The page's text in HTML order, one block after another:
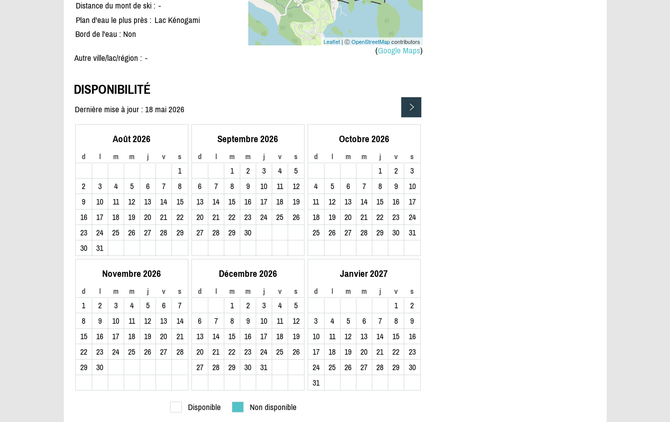
Leaflet| ⒸOpenStreetMapcontributors
(Google Maps)
Distance du mont de ski : -
Plan d'eau le plus près : Lac Kénogami
Bord de l'eau : Non
Autre ville/lac/région : -
DISPONIBILITÉ
Dernière mise à jour : 18 mai 2026
Août 2026
d l m m j v s
1
2
3 4 5 6 7
8
9
10 11 12 13 14
15
16
17 18 19 20 21
22
23
24 25 26 27 28
29
30
31
Septembre 2026
d l m m j v s
1 2 3 4
5
6
7 8 9 10 11
12
13
14 15 16 17 18
19
20
21 22 23 24 25
26
27
28 29 30
Octobre 2026
d l m m j v s
1 2
3
4
5 6 7 8 9
10
11
12 13 14 15 16
17
18
19 20 21 22 23
24
25
26 27 28 29 30 31
Novembre 2026
d l m m j v s
1 2 3 4 5 6
7
8
9 10 11 12 13
14
15
16 17 18 19 20
21
22
23 24 25 26 27
28
29
30
Décembre 2026
d l m m j v s
1 2 3 4
5
6
7 8 9 10 11
12
13
14 15 16 17 18
19
20
21 22 23 24 25
26
27
28 29 30 31
Janvier 2027
d l m m j v s
1
2
3
4 5 6 7 8
9
10
11 12 13 14 15
16
17
18 19 20 21 22
23
24
25 26 27 28 29
30
31
Disponible Non disponible